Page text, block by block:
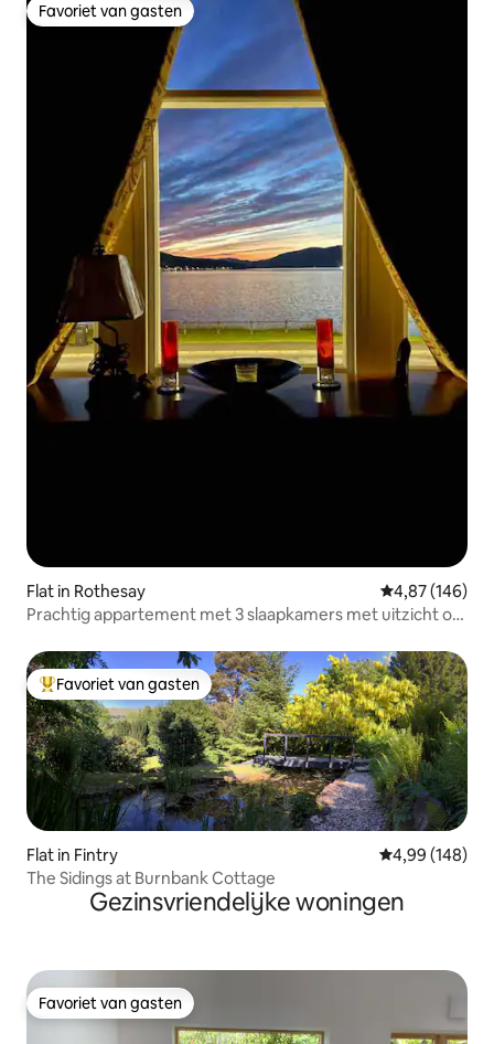
Favoriet van gasten
Favoriet van gasten
Flat in Rothesay Gemiddelde
4,87 (146)
Prachtig appartement met 3 slaapkamers met uitzicht op
Topfavoriet van gasten
Favoriet van gasten
Flat in Fintry Gemiddelde
4,99 (148)
The Sidings at Burnbank Cottage
Gezinsvriendelijke woningen
Favoriet van gasten
Favoriet van gasten